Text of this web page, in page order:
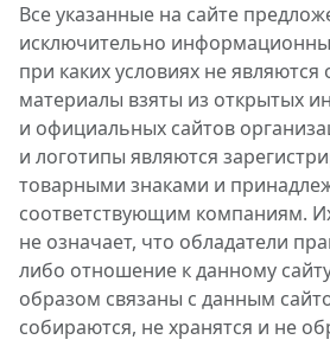
Все указанные на сайте
исключительно
при каких условиях не
материалы взяты из открытых
и официальных сайтов
и логотипы являются
товарными знаками и
соответствующим компаниям.
не означает, что обладатели
либо отношение к данному
образом связаны с данным
собираются, не хранятся и не